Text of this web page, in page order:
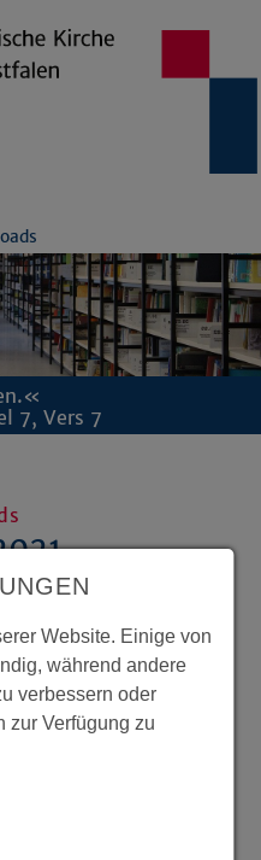
7, Vers 7
Website. Einige von
während andere
verbessern oder
zur Verfügung zu